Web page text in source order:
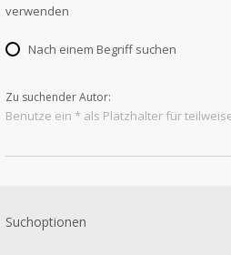
verwenden
Nach einem Begriff suchen
Zu suchender Autor:
Benutze ein * als Platzhalter für
Suchoptionen